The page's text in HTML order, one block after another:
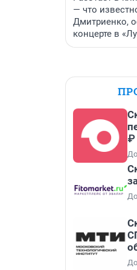
— что
Дмитриенко,
концерте в
₽
До
До
До